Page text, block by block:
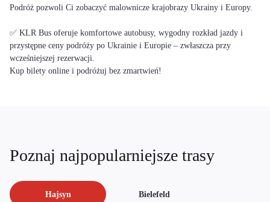
Podróż pozwoli Ci zobaczyć malownicze krajobrazy Ukrainy i Europy.
✅ KLR Bus oferuje komfortowe autobusy, wygodny rozkład jazdy i
przystępne ceny podróży po Ukrainie i Europie – zwłaszcza przy
wcześniejszej rezerwacji.
Kup bilety online i podróżuj bez zmartwień!
Poznaj najpopularniejsze trasy
Hajsyn Bielefeld